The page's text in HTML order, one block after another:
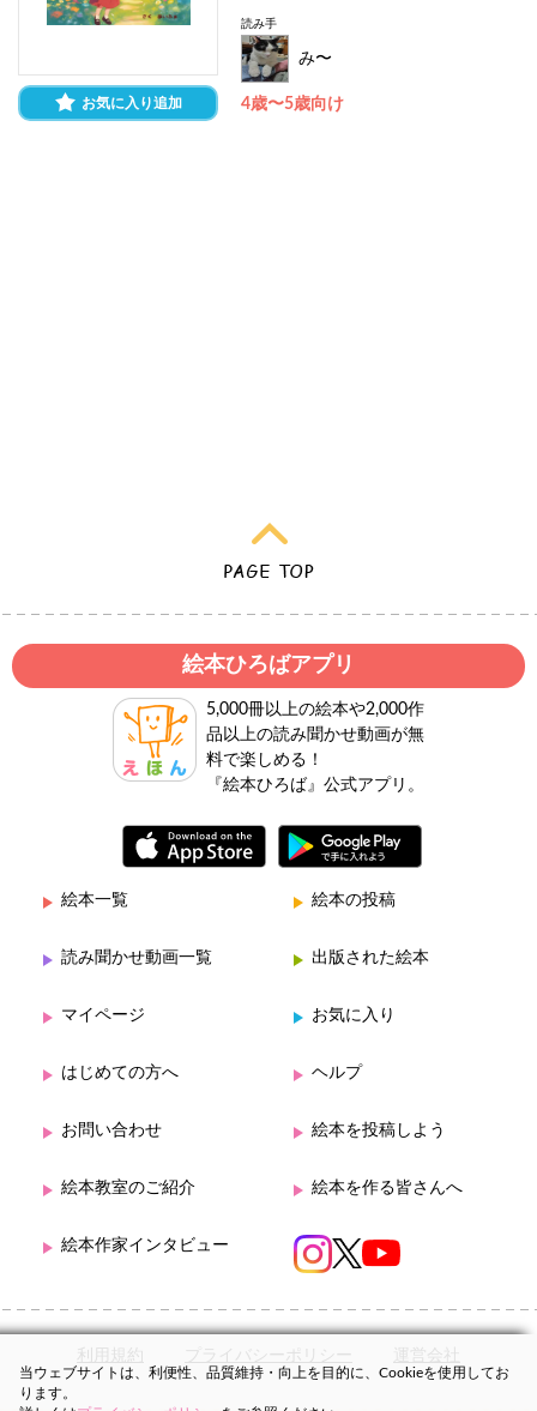
お気に入り追加
読み手
み〜
4歳〜5歳向け
絵本ひろばアプリ
5,000冊以上の絵本や2,000作
品以上の読み聞かせ動画が無
料で楽しめる！
『絵本ひろば』公式アプリ。
絵本一覧 絵本の投稿
読み聞かせ動画一覧 出版された絵本
マイページ お気に入り
はじめての方へ ヘルプ
お問い合わせ 絵本を投稿しよう
絵本教室のご紹介 絵本を作る皆さんへ
絵本作家インタビュー
利用規約 プライバシーポリシー 運営会社
当ウェブサイトは、利便性、品質維持・向上を目的に、Cookieを使用してお
ります。